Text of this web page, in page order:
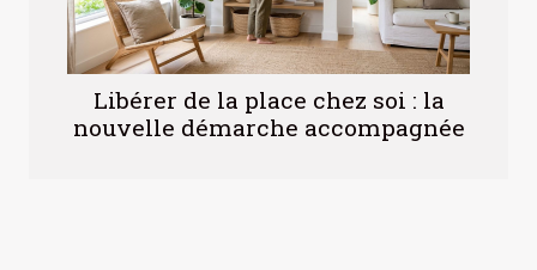
Libérer de la place chez soi : la
nouvelle démarche accompagnée